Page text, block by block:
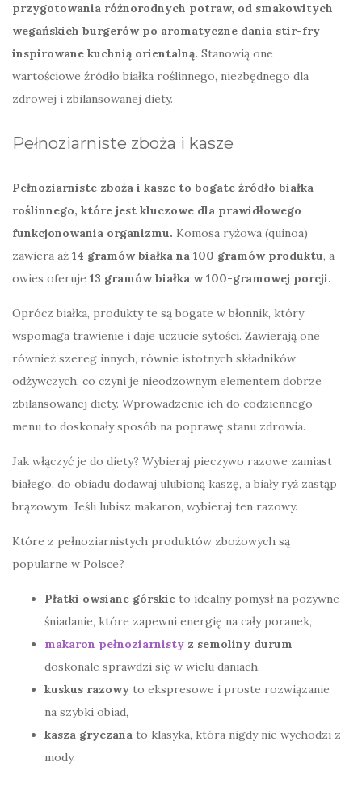
przygotowania różnorodnych potraw, od smakowitych
wegańskich burgerów po aromatyczne dania stir-fry
inspirowane kuchnią orientalną. Stanowią one
wartościowe źródło białka roślinnego, niezbędnego dla
zdrowej i zbilansowanej diety.
Pełnoziarniste zboża i kasze
Pełnoziarniste zboża i kasze to bogate źródło białka
roślinnego, które jest kluczowe dla prawidłowego
funkcjonowania organizmu. Komosa ryżowa (quinoa)
zawiera aż 14 gramów białka na 100 gramów produktu, a
owies oferuje 13 gramów białka w 100-gramowej porcji.
Oprócz białka, produkty te są bogate w błonnik, który
wspomaga trawienie i daje uczucie sytości. Zawierają one
również szereg innych, równie istotnych składników
odżywczych, co czyni je nieodzownym elementem dobrze
zbilansowanej diety. Wprowadzenie ich do codziennego
menu to doskonały sposób na poprawę stanu zdrowia.
Jak włączyć je do diety? Wybieraj pieczywo razowe zamiast
białego, do obiadu dodawaj ulubioną kaszę, a biały ryż zastąp
brązowym. Jeśli lubisz makaron, wybieraj ten razowy.
Które z pełnoziarnistych produktów zbożowych są
popularne w Polsce?
Płatki owsiane górskie to idealny pomysł na pożywne
śniadanie, które zapewni energię na cały poranek,
makaron pełnoziarnisty z semoliny durum
doskonale sprawdzi się w wielu daniach,
kuskus razowy to ekspresowe i proste rozwiązanie
na szybki obiad,
kasza gryczana to klasyka, która nigdy nie wychodzi z
mody.